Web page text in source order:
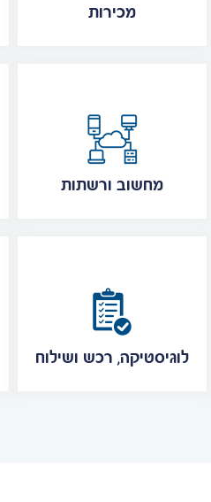
מכירות
מחשוב ורשתות
לוגיסטיקה, רכש ושילוח